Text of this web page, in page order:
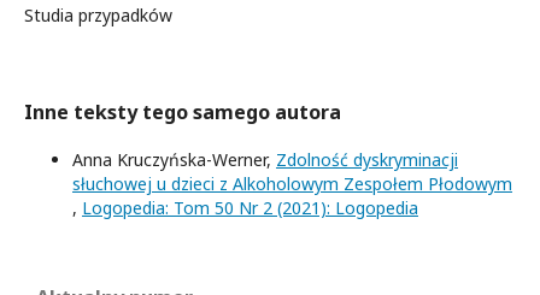
Studia przypadków
Inne teksty tego samego autora
Anna Kruczyńska-Werner, Zdolność dyskryminacji
słuchowej u dzieci z Alkoholowym Zespołem Płodowym
, Logopedia: Tom 50 Nr 2 (2021): Logopedia